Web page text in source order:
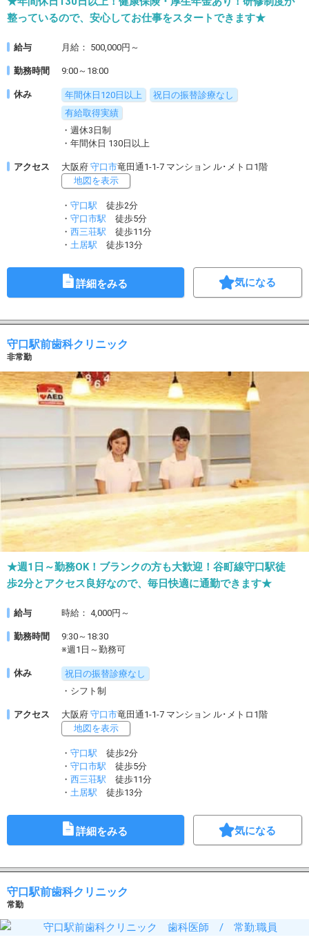
整っているので、安心してお仕事をスタートできます★
給与 月給： 500,000円～
勤務時間 9:00～18:00
休み 年間休日120日以上
祝日の振替診療なし
有給取得実績
・週休3日制
・年間休日 130日以上
アクセス 大阪府 守口市竜田通1-1-7 マンション ル･メトロ1階
地図を表示
・ 守口駅 徒歩2分
・ 守口市駅 徒歩5分
・ 西三荘駅 徒歩11分
・ 土居駅 徒歩13分
詳細をみる 気になる
守口駅前歯科クリニック
非常勤
★週1日～勤務OK！ブランクの方も大歓迎！谷町線守口駅徒
歩2分とアクセス良好なので、毎日快適に通勤できます★
給与 時給： 4,000円～
勤務時間
9:30～18:30
※週1日～勤務可
休み
祝日の振替診療なし
・シフト制
アクセス 大阪府 守口市竜田通1-1-7 マンション ル･メトロ1階
地図を表示
・ 守口駅 徒歩2分
・ 守口市駅 徒歩5分
・ 西三荘駅 徒歩11分
・ 土居駅 徒歩13分
詳細をみる 気になる
守口駅前歯科クリニック
常勤